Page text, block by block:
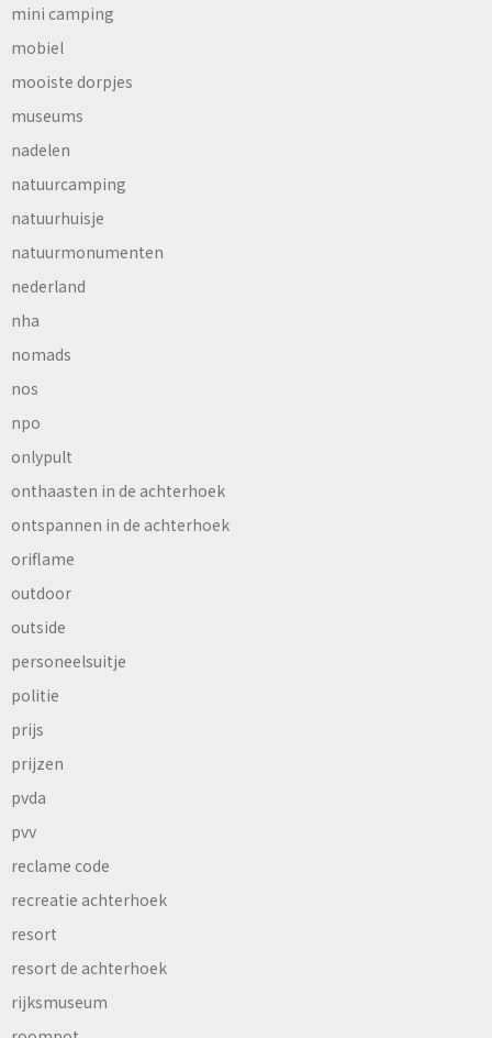
mini camping
mobiel
mooiste dorpjes
museums
nadelen
natuurcamping
natuurhuisje
natuurmonumenten
nederland
nha
nomads
nos
npo
onlypult
onthaasten in de achterhoek
ontspannen in de achterhoek
oriflame
outdoor
outside
personeelsuitje
politie
prijs
prijzen
pvda
pvv
reclame code
recreatie achterhoek
resort
resort de achterhoek
rijksmuseum